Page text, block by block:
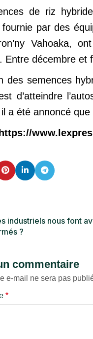
de riz
par des
Vahoaka,
Entre décembre et
des semences
est d’atteindre
a été annoncé
industriels nous font
?
commentaire
e-mail ne sera pas
*